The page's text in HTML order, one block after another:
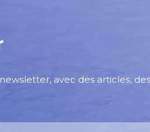
avec des articles,